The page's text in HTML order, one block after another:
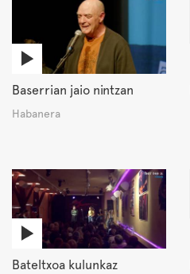
Baserrian jaio nintzan
Habanera
Bateltxoa kulunkaz